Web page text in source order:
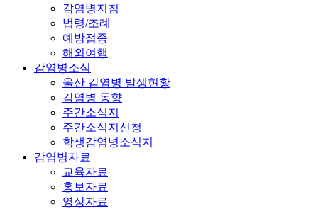
감염병지침
법령/조례
예방접종
해외여행
감염병소식
울산 감염병 발생현황
감염병 동향
주간소식지
주간소식지신청
학생감염병소식지
감염병자료
교육자료
홍보자료
영상자료